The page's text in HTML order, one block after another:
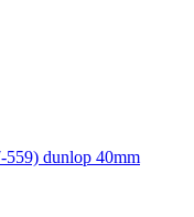
559) dunlop 40mm